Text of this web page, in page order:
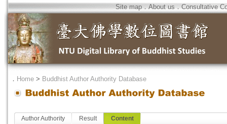
Site map．About us．Consultative
． Home > Buddhist Author Authority Database
Author Authority Result Content